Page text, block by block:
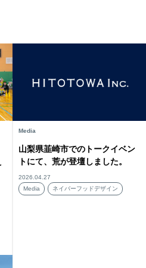
Media
山梨県韮崎市でのトークイベン
トにて、荒が登壇しました。
2026.04.27
Media
ネイバーフッドデザイン